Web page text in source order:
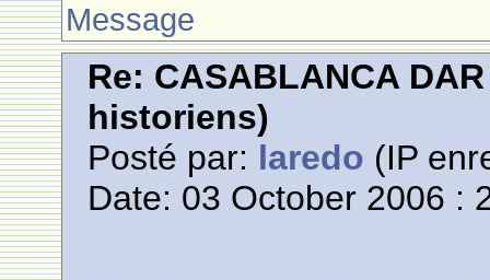
Message
Re: CASABLANCA
historiens)
Posté par: laredo (IP
Date: 03 October 2006 :